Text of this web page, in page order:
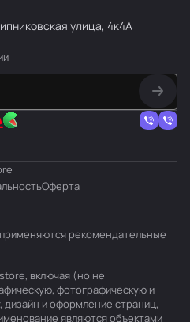
улица, 4к4А
Оферта
рекомендательные
включая (но не
фотографическую и
и оформление страниц,
являются объектами